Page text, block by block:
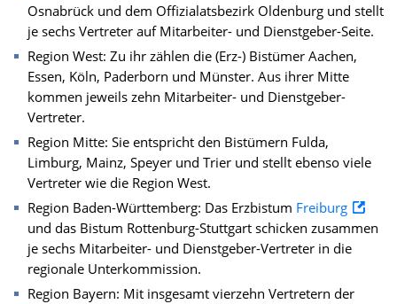
Osnabrück und dem Offizialatsbezirk Oldenburg und stellt
je sechs Vertreter auf Mitarbeiter- und Dienstgeber-Seite.
Region West: Zu ihr zählen die (Erz-) Bistümer Aachen,
Essen, Köln, Paderborn und Münster. Aus ihrer Mitte
kommen jeweils zehn Mitarbeiter- und Dienstgeber-
Vertreter.
Region Mitte: Sie entspricht den Bistümern Fulda,
Limburg, Mainz, Speyer und Trier und stellt ebenso viele
Vertreter wie die Region West.
Region Baden-Württemberg: Das Erzbistum Freiburg
und das Bistum Rottenburg-Stuttgart schicken zusammen
je sechs Mitarbeiter- und Dienstgeber-Vertreter in die
regionale Unterkommission.
Region Bayern: Mit insgesamt vierzehn Vertretern der